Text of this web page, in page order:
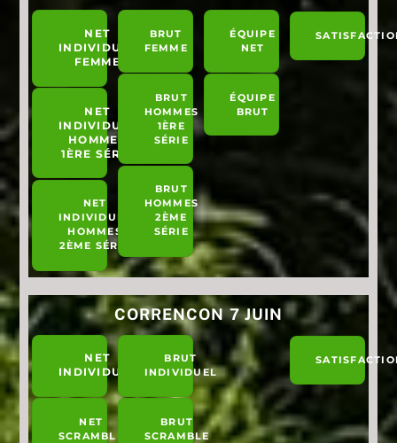
NET
INDIVIDUEL
FEMME
NET
INDIVIDUEL
HOMMES
1ÈRE SÉRIE
NET
INDIVIDUEL
HOMMES
2ÈME SÉRIE
BRUT
FEMME
BRUT
HOMMES
1ÈRE
SÉRIE
BRUT
HOMMES
2ÈME
SÉRIE
ÉQUIPE
NET
ÉQUIPE
BRUT
CORRENCON 7 JUIN
NET
INDIVIDUEL
NET
SCRAMBLE
BRUT
INDIVIDUEL
BRUT
SCRAMBLE